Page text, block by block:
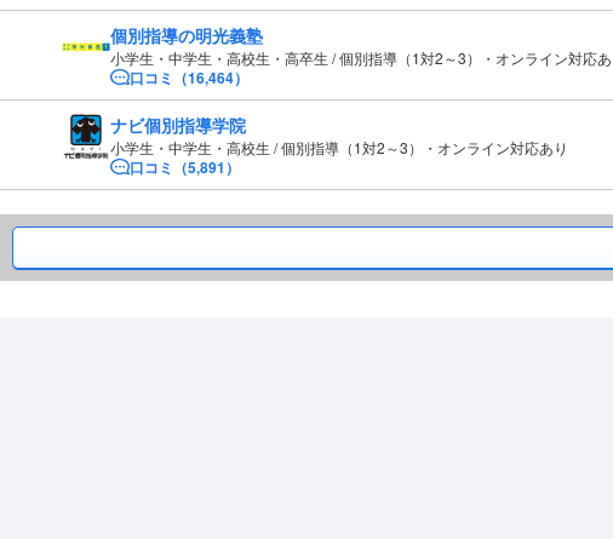
個別指導の明光義塾
小学生・中学生・高校生・高卒生 / 個別指導（1対2～3）・オンライン対応あ
口コミ（16,464）
ナビ個別指導学院
小学生・中学生・高校生 / 個別指導（1対2～3）・オンライン対応あり
口コミ（5,891）